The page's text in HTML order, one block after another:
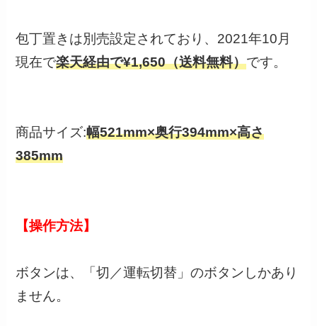
包丁置きは別売設定されており、2021年10月
現在で楽天経由で¥1,650（送料無料）です。
商品サイズ:幅521mm×奥行394mm×高さ
385mm
【操作方法】
ボタンは、「切／運転切替」のボタンしかあり
ません。